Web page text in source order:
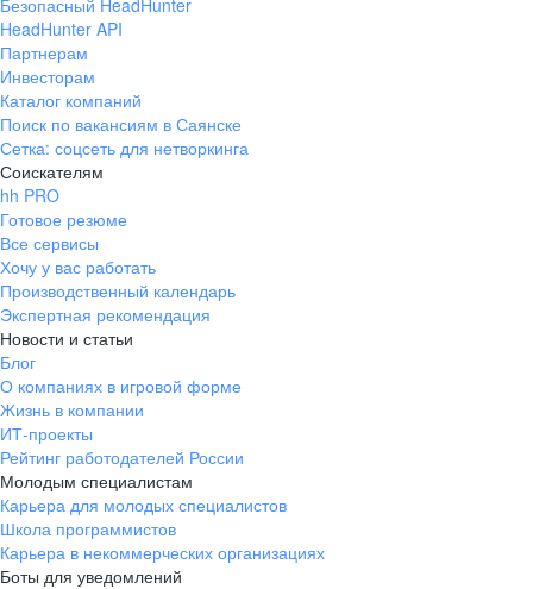
Безопасный HeadHunter
HeadHunter API
Партнерам
Инвесторам
Каталог компаний
Поиск по вакансиям в Саянске
Сетка: соцсеть для нетворкинга
Соискателям
hh PRO
Готовое резюме
Все сервисы
Хочу у вас работать
Производственный календарь
Экспертная рекомендация
Новости и статьи
Блог
О компаниях в игровой форме
Жизнь в компании
ИТ-проекты
Рейтинг работодателей России
Молодым специалистам
Карьера для молодых специалистов
Школа программистов
Карьера в некоммерческих организациях
Боты для уведомлений